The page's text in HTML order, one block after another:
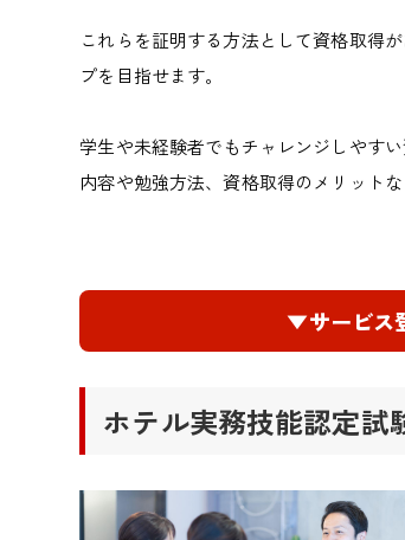
これらを証明する方法として資格取得
プを目指せます。
学生や未経験者でもチャレンジしやす
内容や勉強方法、資格取得のメリットな
▼サービス
ホテル実務技能認定試